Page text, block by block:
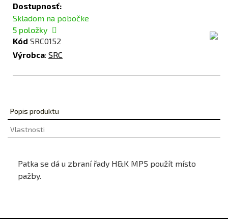
Dostupnosť:
Skladom na pobočke
5 položky
Kód SRC0152
Výrobca: SRC
Popis produktu
Vlastnosti
Patka se dá u zbraní řady H&K MP5 použít místo
pažby.